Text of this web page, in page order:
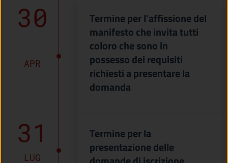
30
APR
Termine per l'affissione del
manifesto che invita tutti
coloro che sono in
possesso dei requisiti
richiesti a presentare la
domanda
31
LUG
Termine per la
presentazione delle